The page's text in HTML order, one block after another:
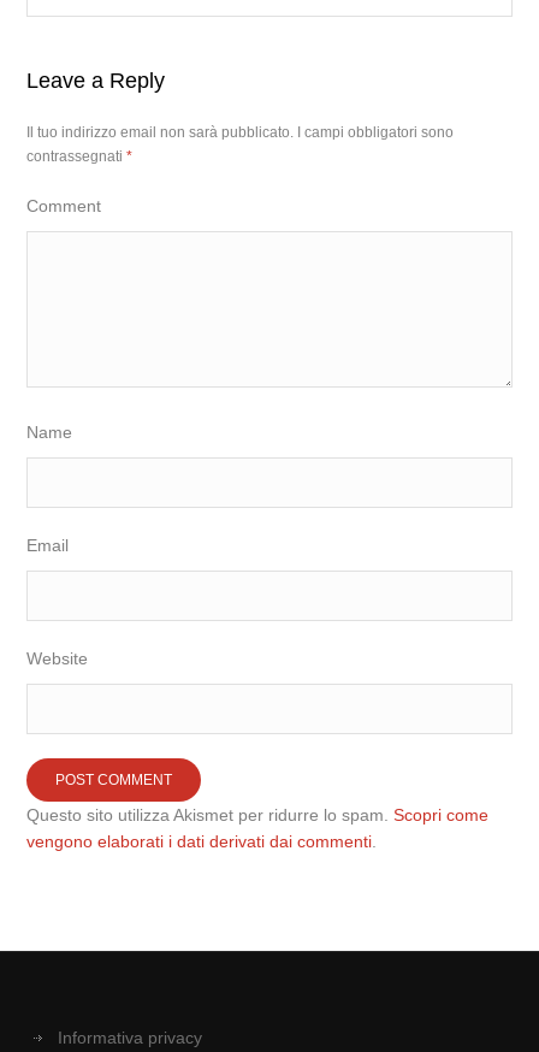
Leave a Reply
Il tuo indirizzo email non sarà pubblicato.
I campi obbligatori sono
contrassegnati*
Comment
Name
Email
Website
Questo sito utilizza Akismet per ridurre lo spam.Scopri come
vengono elaborati i dati derivati dai commenti
Informativa privacy